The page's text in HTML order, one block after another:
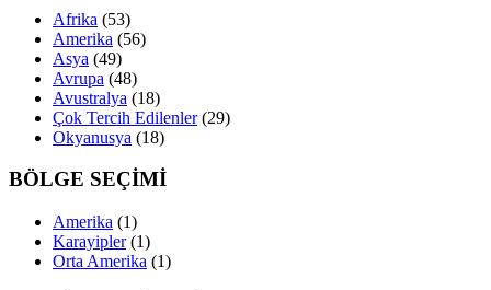
Afrika (53)
Amerika (56)
Asya (49)
Avrupa (48)
Avustralya (18)
Çok Tercih Edilenler (29)
Okyanusya (18)
BÖLGE SEÇİMİ
Amerika (1)
Karayipler (1)
Orta Amerika (1)